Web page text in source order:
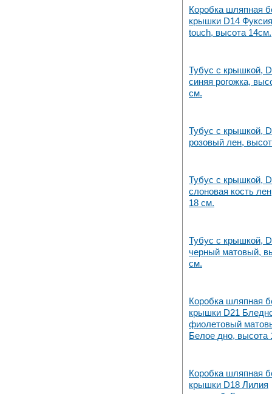
Коробка шляпная
крышки D14
touch, высота 14см.
Тубус с крышкой,
синяя рогожка,
см.
Тубус с крышкой,
розовый лен,
Тубус с крышкой,
слоновая кость
18 см.
Тубус с крышкой,
черный матовый,
см.
Коробка шляпная
крышки D21
фиолетовый
Белое дно, высота
Коробка шляпная
крышки D18 Лилия